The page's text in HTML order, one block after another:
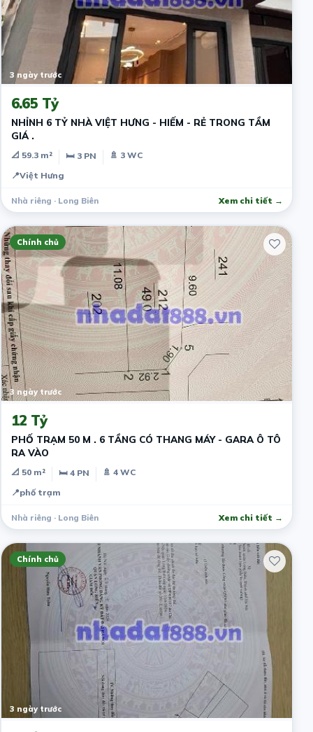
3 ngày trước
6.65 Tỷ
NHỈNH 6 TỶ NHÀ VIỆT HƯNG - HIẾM - RẺ TRONG TẦM
GIÁ .
📐 59.3 m² 🛏 3 PN
🚿 3 WC
📍Việt Hưng
Nhà riêng · Long Biên Xem chi tiết →
Chính chủ
3 ngày trước
12 Tỷ
PHỐ TRẠM 50 M . 6 TẦNG CÓ THANG MÁY - GARA Ô TÔ
RA VÀO
📐 50 m² 🛏 4 PN
🚿 4 WC
📍phố trạm
Nhà riêng · Long Biên Xem chi tiết →
Chính chủ
3 ngày trước